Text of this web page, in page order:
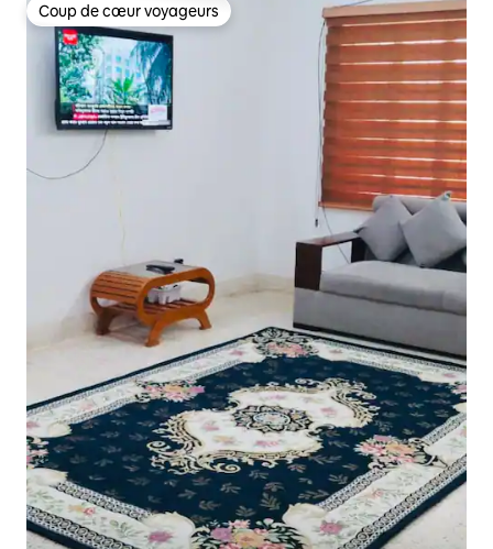
Coup de cœur voyageurs
Coup de cœur voyageurs